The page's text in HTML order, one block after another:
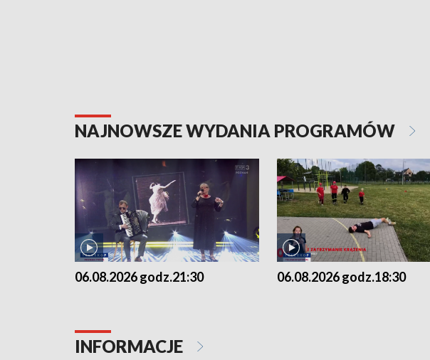
NAJNOWSZE WYDANIA PROGRAMÓW
06.08.2026 godz.21:30 06.08.2026 godz.18:30
INFORMACJE